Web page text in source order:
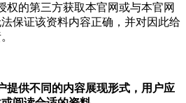
权的第三方获取本官网或与本官网
保证该资料内容正确，并对因此给
提供不同的内容展现形式，用户应